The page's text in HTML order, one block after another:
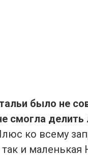
было не
смогла
ко всему
так и маленькая